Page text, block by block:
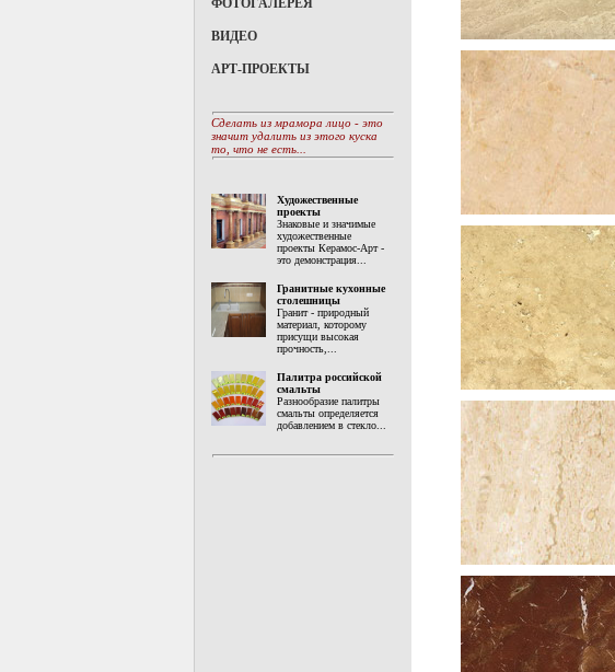
ФОТОГАЛЕРЕЯ
ВИДЕО
АРТ-ПРОЕКТЫ
Сделать из мрамора лицо - это
значит удалить из этого куска
то, что не есть...
Художественные
проекты
Знаковые и значимые
художественные
проекты Керамос-Арт -
это демонстрация...
Гранитные кухонные
столешницы
Гранит - природный
материал, которому
присущи высокая
прочность,...
Палитра российской
смальты
Разнообразие палитры
смальты определяется
добавлением в стекло...